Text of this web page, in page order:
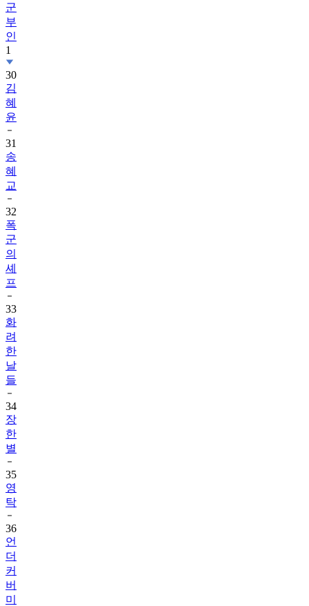
군
부
인
1
30
김
혜
윤
31
송
혜
교
32
폭
군
의
셰
프
33
화
려
한
날
들
34
장
한
별
35
영
탁
36
언
더
커
버
미